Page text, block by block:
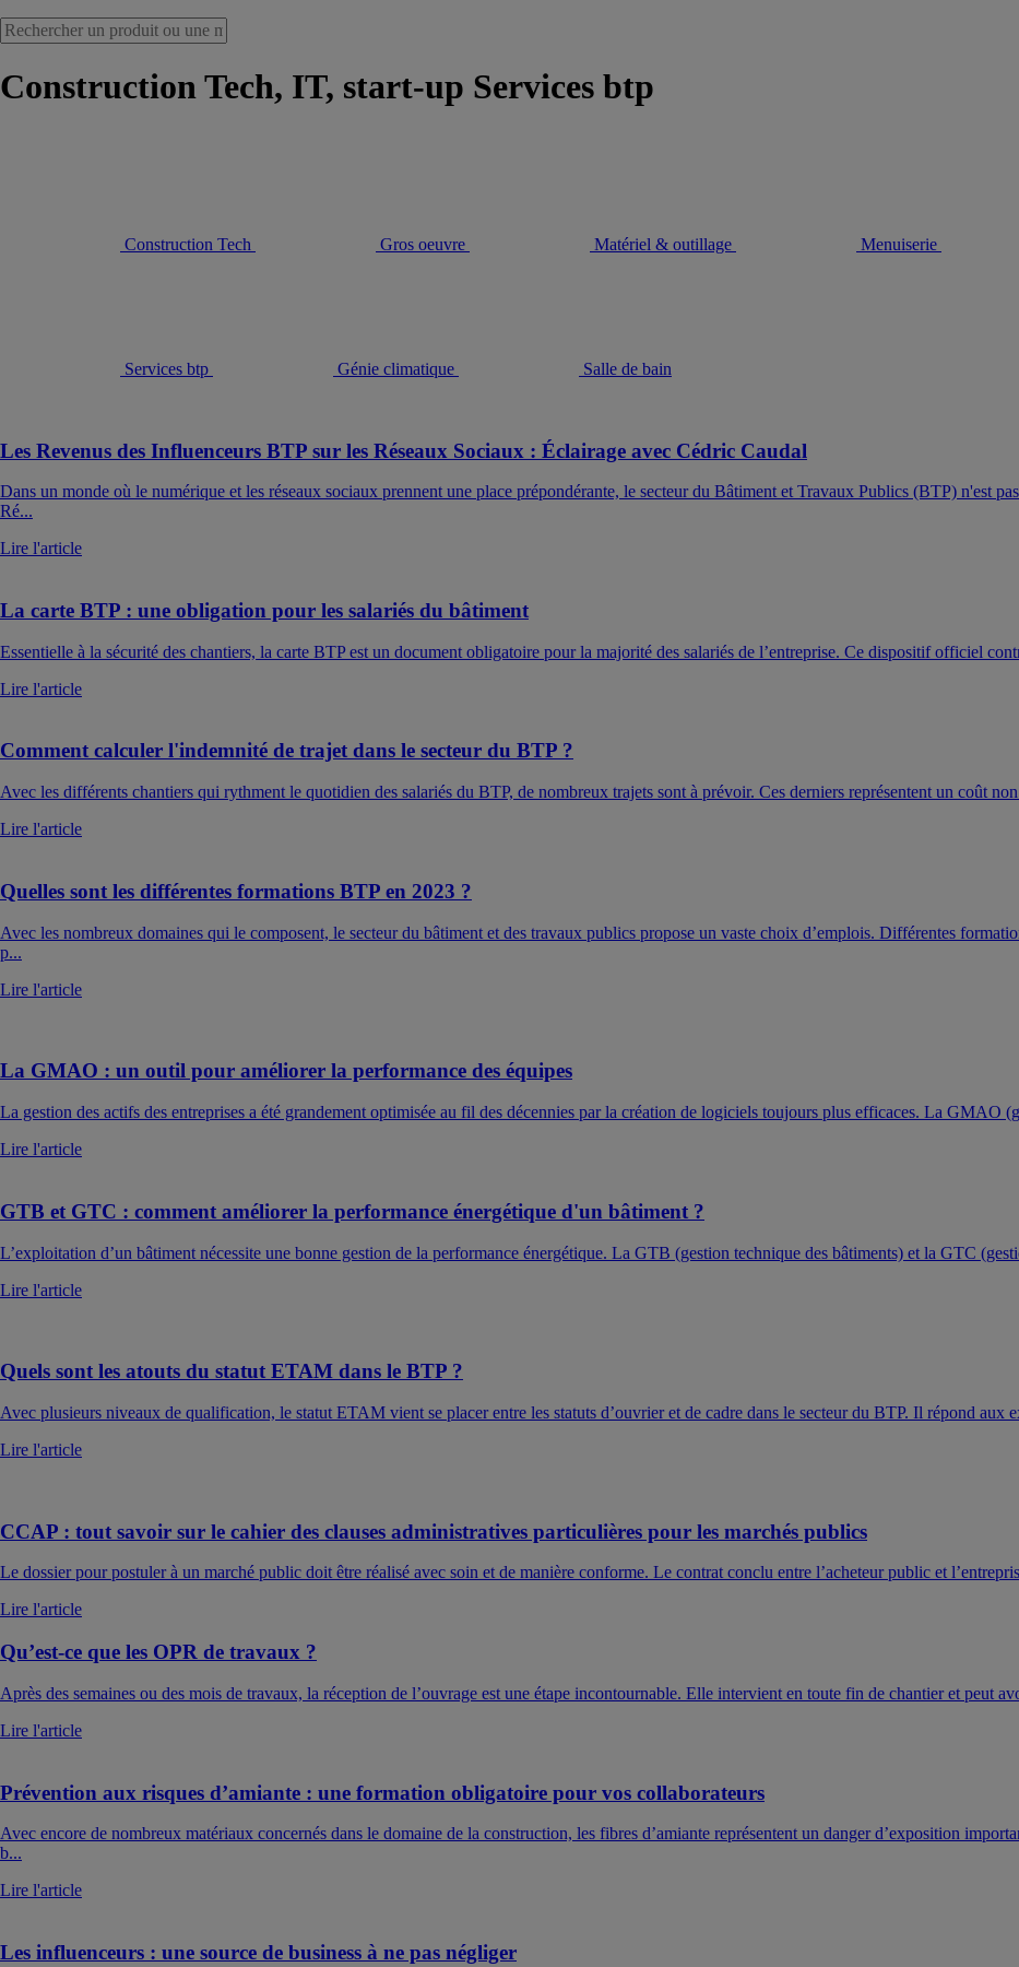
Construction Tech, IT, start-up Services btp
Construction Tech Gros oeuvre Matériel & outillage Menuiserie
Services btp Génie climatique Salle de bain
Les Revenus des Influenceurs BTP sur les Réseaux Sociaux : Éclairage avec Cédric Caudal
Dans un monde où le numérique et les réseaux sociaux prennent une place prépondérante, le secteur du Bâtiment et Travaux Publics (BTP) n'est
Ré...
Lire l'article
La carte BTP : une obligation pour les salariés du bâtiment
Essentielle à la sécurité des chantiers, la carte BTP est un document obligatoire pour la majorité des salariés de l’entreprise. Ce dispositif officiel
Lire l'article
Comment calculer l'indemnité de trajet dans le secteur du BTP ?
Avec les différents chantiers qui rythment le quotidien des salariés du BTP, de nombreux trajets sont à prévoir. Ces derniers représentent un coût
Lire l'article
Quelles sont les différentes formations BTP en 2023 ?
Avec les nombreux domaines qui le composent, le secteur du bâtiment et des travaux publics propose un vaste choix d’emplois. Différentes
p...
Lire l'article
La GMAO : un outil pour améliorer la performance des équipes
La gestion des actifs des entreprises a été grandement optimisée au fil des décennies par la création de logiciels toujours plus efficaces. La GMAO
Lire l'article
GTB et GTC : comment améliorer la performance énergétique d'un bâtiment ?
L’exploitation d’un bâtiment nécessite une bonne gestion de la performance énergétique. La GTB (gestion technique des bâtiments) et la GTC
Lire l'article
Quels sont les atouts du statut ETAM dans le BTP ?
Avec plusieurs niveaux de qualification, le statut ETAM vient se placer entre les statuts d’ouvrier et de cadre dans le secteur du BTP. Il répond aux
Lire l'article
CCAP : tout savoir sur le cahier des clauses administratives particulières pour les marchés publics
Le dossier pour postuler à un marché public doit être réalisé avec soin et de manière conforme. Le contrat conclu entre l’acheteur public et
Lire l'article
Qu’est-ce que les OPR de travaux ?
Après des semaines ou des mois de travaux, la réception de l’ouvrage est une étape incontournable. Elle intervient en toute fin de chantier et peut
Lire l'article
Prévention aux risques d’amiante : une formation obligatoire pour vos collaborateurs
Avec encore de nombreux matériaux concernés dans le domaine de la construction, les fibres d’amiante représentent un danger d’exposition
b...
Lire l'article
Les influenceurs : une source de business à ne pas négliger